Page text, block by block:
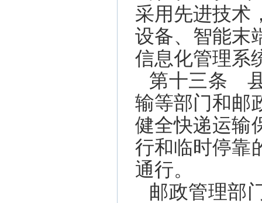
采用先进技术
设备、智能末
信息化管理系
第十三条
输等部门和邮
健全快递运输
行和临时停靠
通行。
邮政管理部